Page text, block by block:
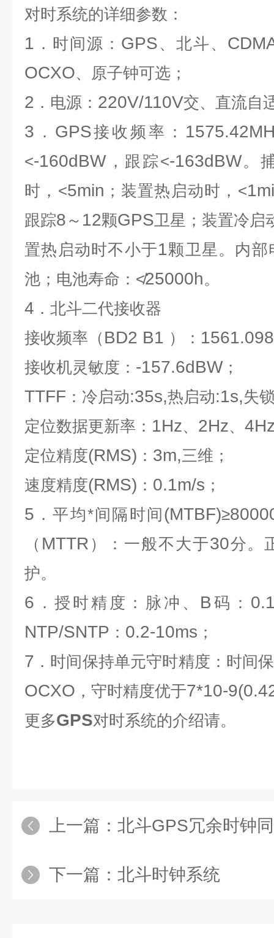
对时系统的详细参数：
1 ．时间源： GPS 、北斗、
OCXO、原子钟可选；
2 ．电源： 220V/110V交、直流自
3 ． GPS接收频率：
<-160dBW，跟踪<-163dBW。
时，<5min ；装置热启动时，<
跟踪8 ～ 12颗GPS卫星；装置冷启
置热启动时不小于1颗卫星。内部
池；电池寿命：≮25000h。
4 ．北斗二代接收器
接收频率（ BD2 B1 ）： 1561.098
接收机灵敏度： -157.6dBW；
TTFF ：冷启动:35s,热启动:1s,失
定位数据更新率： 1Hz、 2Hz、
定位精度(RMS) ： 3m,三维；
速度精度(RMS) ： 0.1m/s ；
5 ．平均*间隔时间(MTBF)≥
（ MTTR ）：一般不大于30分。
护。
6 ．授时精度：脉冲、 B码：
NTP/SNTP ： 0.2-10ms ；
7 ．时间保持单元守时精度：时间
OCXO ，守时精度优于7*10-
更多GPS对时系统的介绍请。
上一篇： 北斗GPS冗余时钟
下一篇： 北斗时钟系统